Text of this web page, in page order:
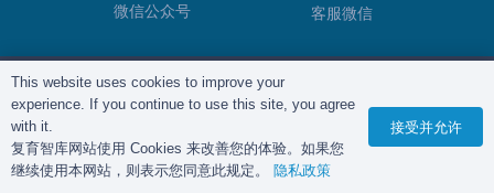
微信公众号 客服微信
版权所有©复育智库2012 – 2025年 |
This website uses cookies to improve your
experience. If you continue to use this site, you agree
with it.
复育智库网站使用 Cookies 来改善您的体验。如果您
继续使用本网站，则表示您同意此规定。 隐私政策
接受并允许